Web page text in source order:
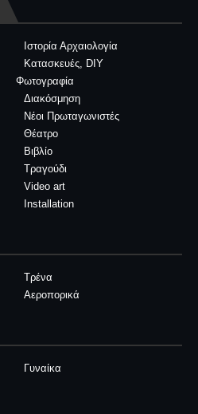
Ιστορία Αρχαιολογία
Κατασκευές, DIY
Φωτογραφία
Διακόσμηση
Νέοι Πρωταγωνιστές
Θέατρο
Βιβλίο
Τραγούδι
Video art
Installation
Τρένα
Αεροπορικά
Γυναίκα